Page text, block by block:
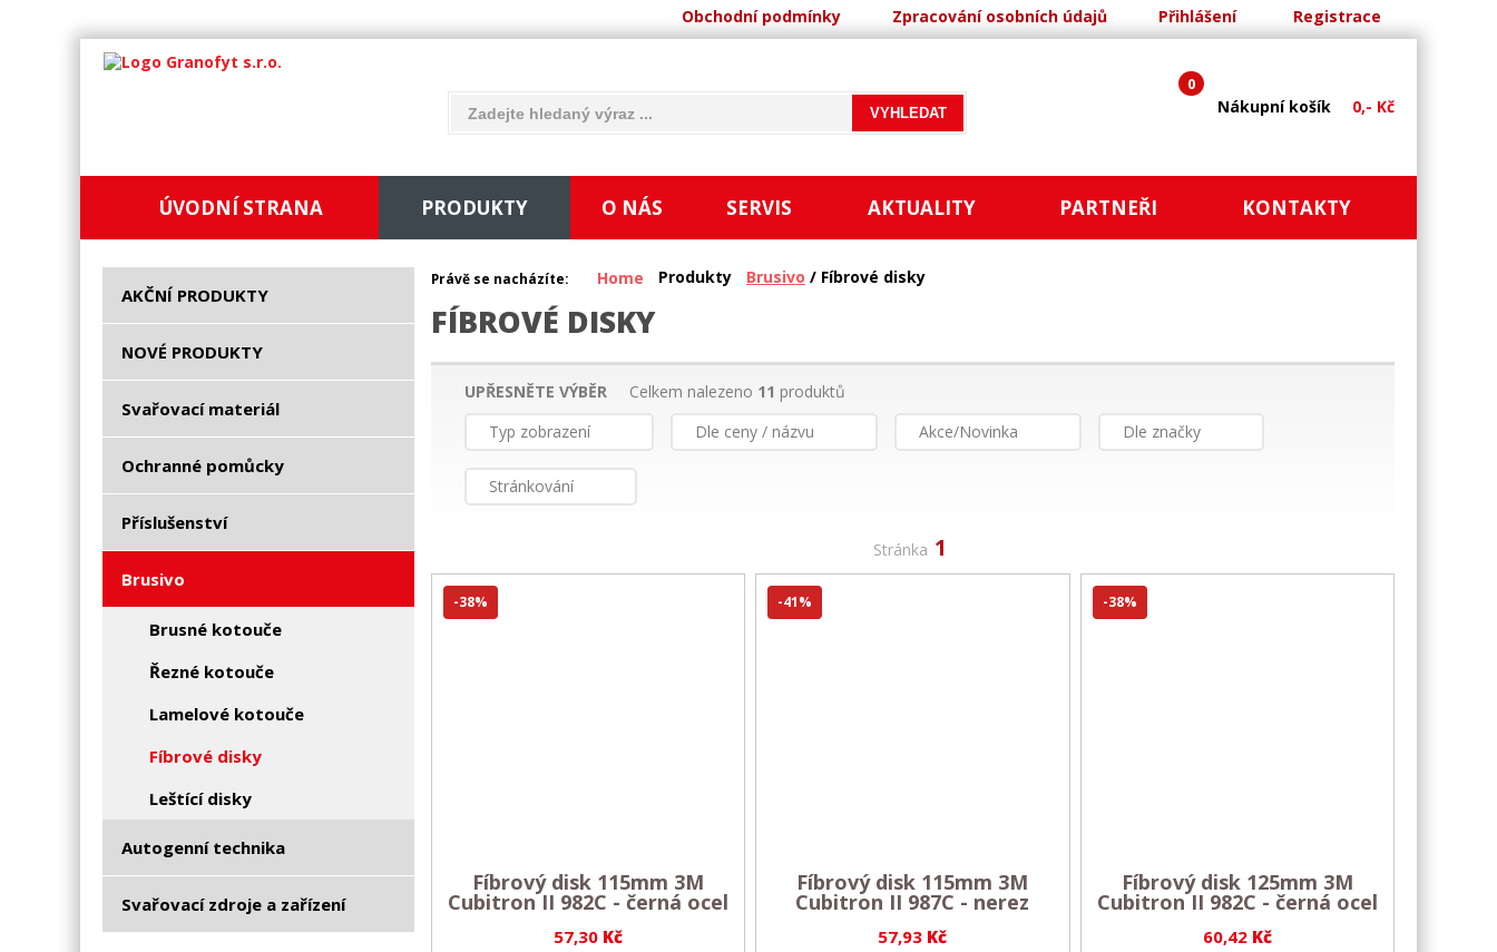
Obchodní podmínky Zpracování osobních údajů Přihlášení Registrace
Nákupní košík 0,- Kč
0
ÚVODNÍ STRANA PRODUKTY O NÁS SERVIS AKTUALITY PARTNEŘI KONTAKTY
AKČNÍ PRODUKTY
NOVÉ PRODUKTY
Svařovací materiál
Ochranné pomůcky
Příslušenství
Brusivo
Brusné kotouče
Řezné kotouče
Lamelové kotouče
Fíbrové disky
Leštící disky
Autogenní technika
Svařovací zdroje a zařízení
Právě se nacházíte: Home Produkty Brusivo / Fíbrové disky
FÍBROVÉ DISKY
UPŘESNĚTE VÝBĚR Celkem nalezeno 11 produktů
Typ zobrazení
Dle ceny / názvu Akce/Novinka Dle značky
Stránkování
Stránka 1
57,30 Kč
Fíbrový disk 115mm 3M
Cubitron II 982C - černá ocel
-38%
57,93 Kč
Fíbrový disk 115mm 3M
Cubitron II 987C - nerez
-41%
60,42 Kč
Fíbrový disk 125mm 3M
Cubitron II 982C - černá ocel
-38%